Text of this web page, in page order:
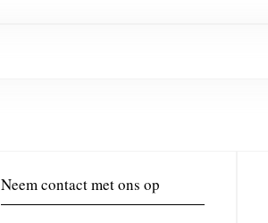
Neem contact met ons op